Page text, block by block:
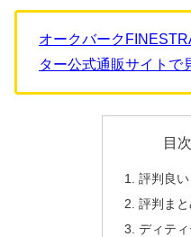
オークバーク
ター公式通販サイトで
目次
評判良い
評判まと
ディテ